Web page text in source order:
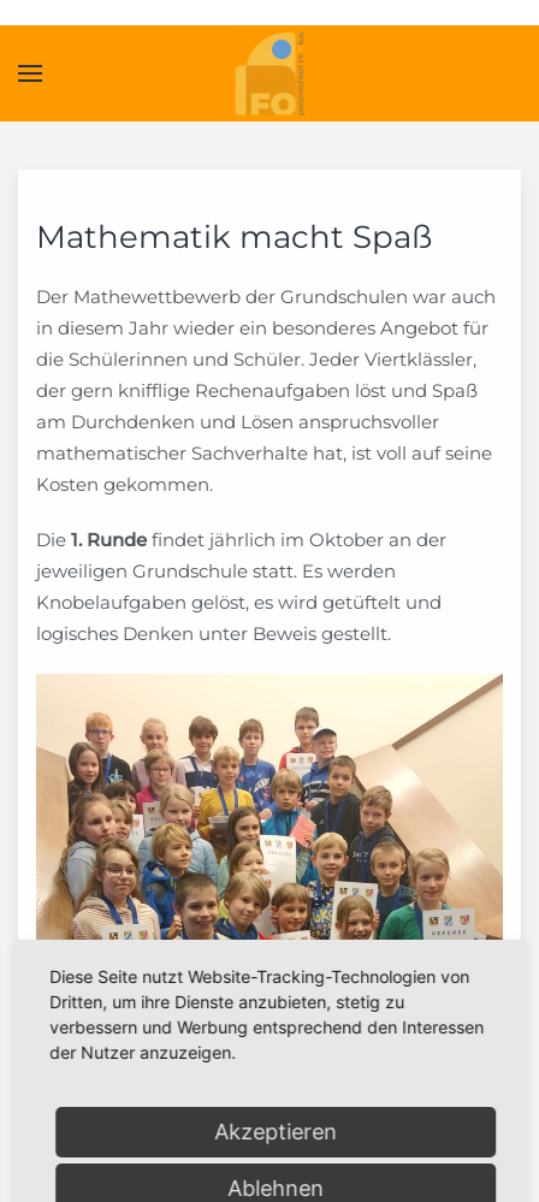
Mathematik macht Spaß
Der Mathewettbewerb der Grundschulen war auch
in diesem Jahr wieder ein besonderes Angebot für
die Schülerinnen und Schüler. Jeder Viertklässler,
der gern knifflige Rechenaufgaben löst und Spaß
am Durchdenken und Lösen anspruchsvoller
mathematischer Sachverhalte hat, ist voll auf seine
Kosten gekommen.
Die 1. Rundefindet jährlich im Oktober an der
jeweiligen Grundschule statt. Es werden
Knobelaufgaben gelöst, es wird getüftelt und
logisches Denken unter Beweis gestellt.
Diese Seite nutzt Website-Tracking-Technologien von
Dritten, um ihre Dienste anzubieten, stetig zu
verbessern und Werbung entsprechend den Interessen
der Nutzer anzuzeigen.
Akzeptieren
Ablehnen